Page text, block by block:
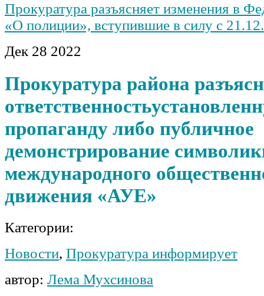
Прокуратура разъясняет изменения в
«О полиции», вступившие в силу с
Дек 28 2022
Прокуратура района
пропаганду либо публичное
демонстрирование
международного
движения «АУЕ»
Категории:
Новости, Прокуратура информирует
автор: Лема Мухсинова